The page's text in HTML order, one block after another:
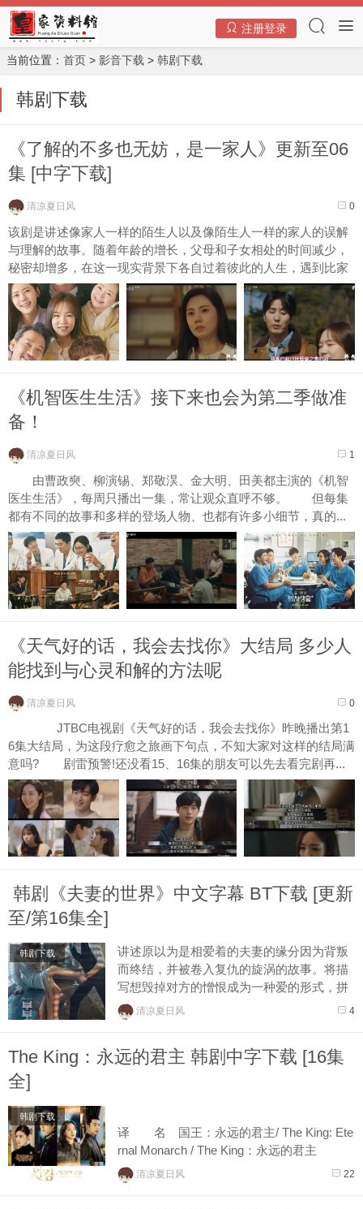
注册登录
当前位置： 首页 > 影音下载 > 韩剧下载
韩剧下载
《了解的不多也无妨，是一家人》更新至06
集 [中字下载]
0
清凉夏日风
该剧是讲述像家人一样的陌生人以及像陌生人一样的家人的误解
与理解的故事。随着年龄的增长，父母和子女相处的时间减少，
秘密却增多，在这一现实背景下各自过着彼此的人生，遇到比家
人更了解自己的秘密的人们。对我不太了解但是亲属关系，并不
是我的亲属但对我无所不知，描写人们和家人的故事。...
《机智医生生活》接下来也会为第二季做准
备！
1
清凉夏日风
由曹政奭、柳演锡、郑敬淏、金大明、田美都主演的《机智
医生生活》，每周只播出一集，常让观众直呼不够。 但每集
都有不同的故事和多样的登场人物、也都有许多小细节，真的...
《天气好的话，我会去找你》大结局 多少人
能找到与心灵和解的方法呢
0
清凉夏日风
JTBC电视剧《天气好的话，我会去找你》昨晚播出第1
6集大结局，为这段疗愈之旅画下句点，不知大家对这样的结局满
意吗? 剧雷预警!还没看15、16集的朋友可以先去看完剧再...
韩剧《夫妻的世界》中文字幕 BT下载 [更新
至/第16集全]
韩剧下载
讲述原以为是相爱着的夫妻的缘分因为背叛
而终结，并被卷入复仇的旋涡的故事。将描
写想毁掉对方的憎恨成为一种爱的形式，拼
死勒住彼此的脖子的激烈的爱情。...
4
清凉夏日风
The King：永远的君主 韩剧中字下载 [16集
全]
韩剧下载
译 名 国王：永远的君主/ The King: Ete
rnal Monarch / The King：永远的君主
片 名 더 킹 : 영원의 군주
年 代 2020
22
清凉夏日风